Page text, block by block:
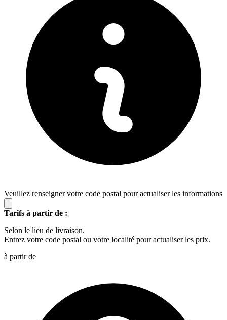
Veuillez renseigner votre code postal pour actualiser les informations
Tarifs à partir de :
Selon le lieu de livraison.
Entrez votre code postal ou votre localité pour actualiser les prix.
à partir de